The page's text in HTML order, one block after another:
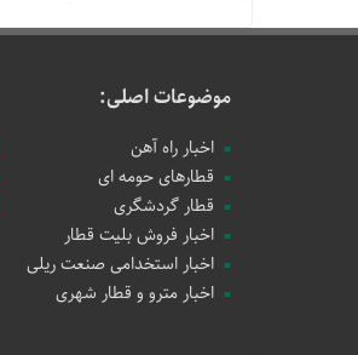
موضوعات اصلی:
اخبار راه آهن
قطارهای حومه ای
قطار گردشگری
اخبار فروش بلیت قطار
اخبار استخدامی صنعت ریلی
اخبار مترو و قطار شهری